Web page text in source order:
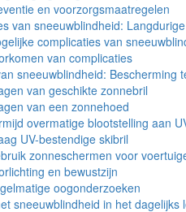
en voorzorgsmaatregelen
van sneeuwblindheid:
complicaties van
van complicaties
sneeuwblindheid: Bescherming
van geschikte zonnebril
van een zonnehoed
overmatige blootstelling aan
UV-bestendige skibril
zonneschermen voor
en bewustzijn
oogonderzoeken
sneeuwblindheid in het